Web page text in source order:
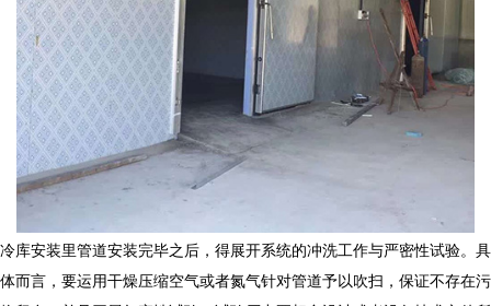
冷库安装里管道安装完毕之后，得展开系统的冲洗工作与严密性试验。具
体而言，要运用干燥压缩空气或者氮气针对管道予以吹扫，保证不存在污